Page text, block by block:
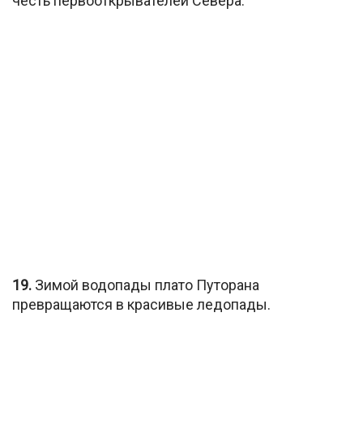
19. Зимой водопады плато Путорана
превращаются в красивые ледопады.